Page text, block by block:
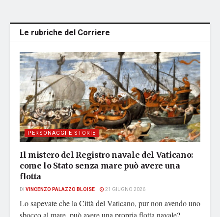
Le rubriche del Corriere
PERSONAGGI E STORIE
Il mistero del Registro navale del Vaticano:
come lo Stato senza mare può avere una
flotta
DI VINCENZO PALAZZO BLOISE 21 GIUGNO 2026
Lo sapevate che la Città del Vaticano, pur non avendo uno
sbocco al mare, può avere una propria flotta navale?...